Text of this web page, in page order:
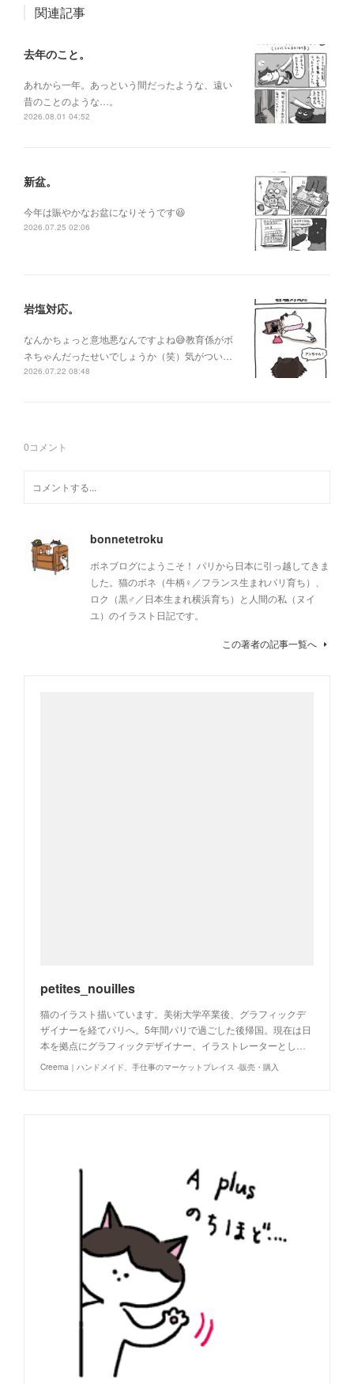
関連記事
去年のこと。
あれから一年。あっという間だったような、遠い
昔のことのような…。
2026.08.01 04:52
新盆。
今年は賑やかなお盆になりそうです😆
2026.07.25 02:06
岩塩対応。
なんかちょっと意地悪なんですよね😅教育係がボ
ネちゃんだったせいでしょうか（笑）気がつい…
2026.07.22 08:48
0コメント
bonnetetroku
ボネブログにようこそ！ パリから日本に引っ越してきま
した。猫のボネ（牛柄♀／フランス生まれパリ育ち）、
ロク（黒♂／日本生まれ横浜育ち）と人間の私（ヌイ
ユ）のイラスト日記です。
この著者の記事一覧へ
petites_nouilles
猫のイラスト描いています。美術大学卒業後、グラフィックデ
ザイナーを経てパリへ。5年間パリで過ごした後帰国。現在は日
本を拠点にグラフィックデザイナー、イラストレーターとし…
Creema｜ハンドメイド、手仕事のマーケットプレイス -販売・購入